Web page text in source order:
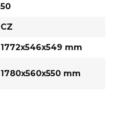
50
CZ
1772x546x549 mm
1780x560x550 mm